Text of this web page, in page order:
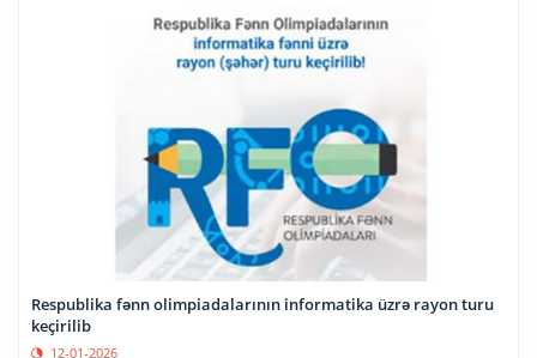
Respublika fənn olimpiadalarının informatika üzrə rayon turu
keçirilib
12-01-2026